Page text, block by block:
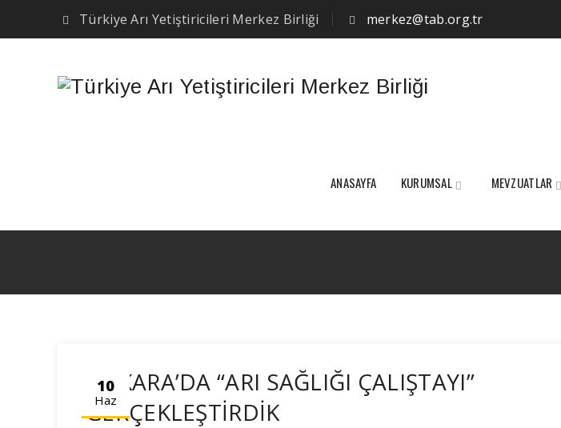
Türkiye Arı Yetiştiricileri Merkez Birliği merkez@tab.org.tr
ANASAYFA KURUMSAL MEVZUATLAR
10
Haz
ANKARA’DA “ARI SAĞLIĞI ÇALIŞTAYI”
GERÇEKLEŞTİRDİK